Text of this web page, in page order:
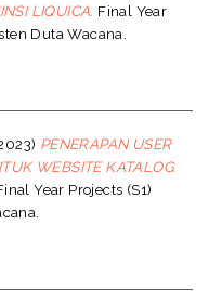
LIQUICA. Final Year
Duta Wacana.
PENERAPAN USER
WEBSITE KATALOG
Year Projects (S1)